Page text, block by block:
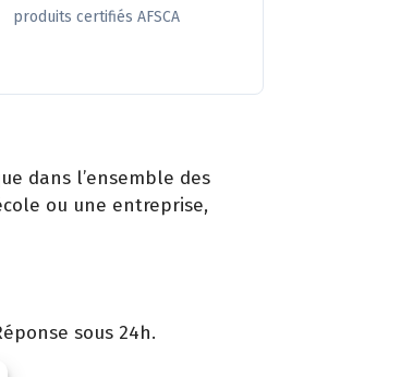
produits certifiés AFSCA
dans l’ensemble des
ou une entreprise,
sous 24h.